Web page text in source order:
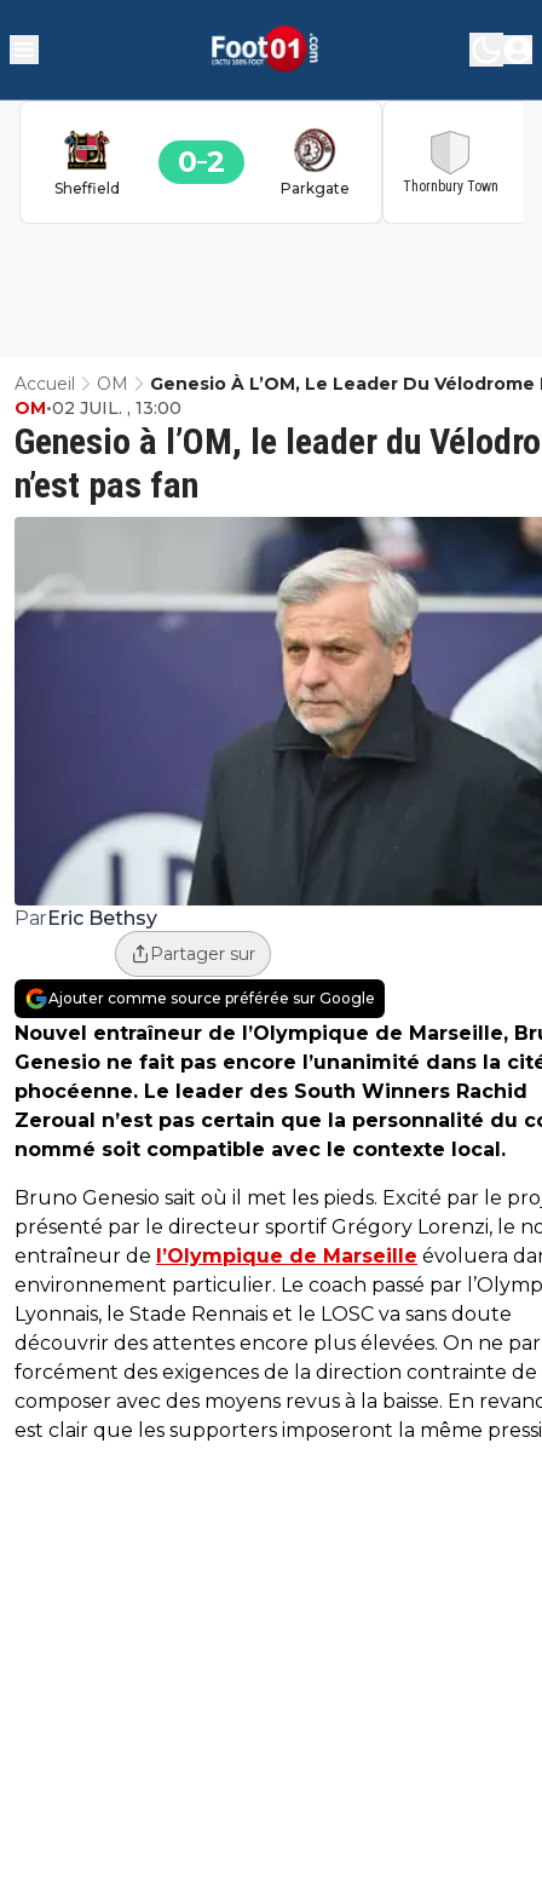
Sheffield
0 2
Parkgate Thornbury Town
Accueil OM
Genesio À L’OM, Le Leader Du Vélodrome
Pas Fan
Genesio à l’OM, le leader du
n’est pas fan
OM•02 JUIL. , 13:00
ParEric Bethsy
Partager sur
Ajouter comme source préférée sur Google
Nouvel entraîneur de l’Olympique de Marseille,
Genesio ne fait pas encore l’unanimité dans la
phocéenne. Le leader des South Winners Rachid
Zeroual n’est pas certain que la personnalité du
nommé soit compatible avec le contexte local.
Bruno Genesio sait où il met les pieds. Excité par le
présenté par le directeur sportif Grégory Lorenzi, le
entraîneur de l’Olympique de Marseille évoluera
environnement particulier. Le coach passé par
Lyonnais, le Stade Rennais et le LOSC va sans doute
découvrir des attentes encore plus élevées. On ne
forcément des exigences de la direction contrainte de
composer avec des moyens revus à la baisse. En
est clair que les supporters imposeront la même